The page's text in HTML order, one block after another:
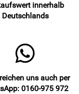
innerhalb
Deutschlands
uns auch per
0160-975 972